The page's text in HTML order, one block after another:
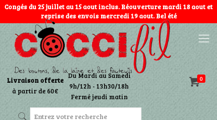
Congés du 25 juillet au 15 aout inclus. Réouverture mardi 18 aout et
reprise des envois mercredi 19 aout. Bel été
0
Livraison offerte
à partir de 60€
Du Mardi au Samedi
9h/12h - 13h30/18h
Fermé jeudi matin